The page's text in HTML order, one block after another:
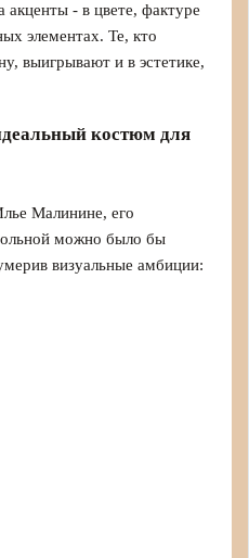
акценты - в цвете, фактуре
элементах. Те, кто
выигрывают и в эстетике,
костюм для
Малинине, его
можно было бы
визуальные амбиции: